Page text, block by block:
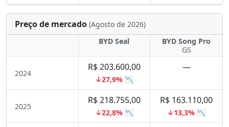
Preço de mercado (Agosto de 2026)
BYD Seal
BYD Song Pro
GS
2024
R$ 203.600,00
↓27,9% 📉
—
2025
R$ 218.755,00
↓22,8% 📉
R$ 163.110,00
↓13,3% 📉